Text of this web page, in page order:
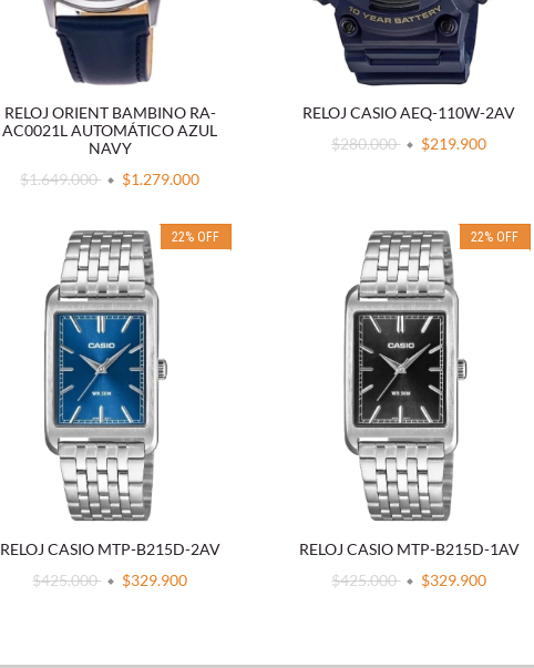
RELOJ ORIENT BAMBINO RA-
AC0021L AUTOMÁTICO AZUL
NAVY
$1.649.000
$1.279.000
RELOJ CASIO AEQ-110W-2AV
$280.000
$219.900
22% OFF
RELOJ CASIO MTP-B215D-2AV
$425.000
$329.900
22% OFF
RELOJ CASIO MTP-B215D-1AV
$425.000
$329.900